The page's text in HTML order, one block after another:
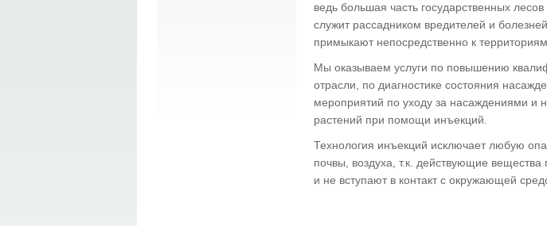
ведь большая часть государственных
служит рассадником вредителей и
примыкают непосредственно к территориям
Мы оказываем услуги по повышению
отрасли, по диагностике состояния
мероприятий по уходу за насаждениями и
растений при помощи инъекций.
Технология инъекций исключает любую
почвы, воздуха, т.к. действующие
и не вступают в контакт с окружающей